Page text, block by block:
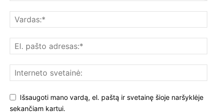
Išsaugoti mano vardą, el. paštą ir svetainę šioje naršyklėje
sekančiam kartui.